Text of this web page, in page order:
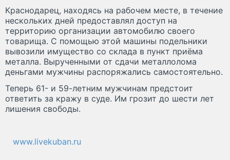
Краснодарец, находясь на рабочем месте, в течение
нескольких дней предоставлял доступ на
территорию организации автомобилю своего
товарища. С помощью этой машины подельники
вывозили имущество со склада в пункт приёма
металла. Вырученными от сдачи металлолома
деньгами мужчины распоряжались самостоятельно.
Теперь 61- и 59-летним мужчинам предстоит
ответить за кражу в суде. Им грозит до шести лет
лишения свободы.
www.livekuban.ru